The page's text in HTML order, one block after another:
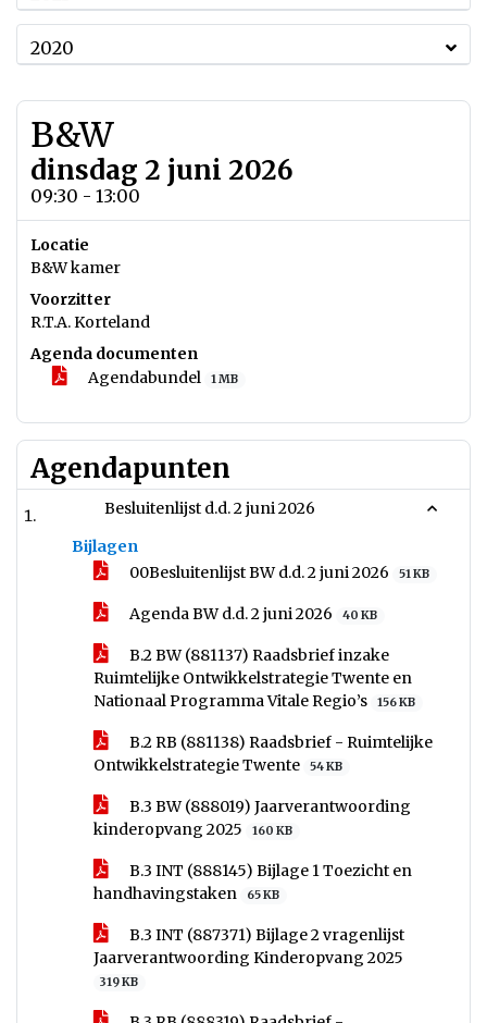
2020
B&W
dinsdag 2 juni 2026
09:30 - 13:00
Locatie
B&W kamer
Voorzitter
R.T.A. Korteland
Agenda documenten
Agendabundel
1 MB
Agendapunten
Besluitenlijst d.d. 2 juni 2026
Bijlagen
00Besluitenlijst BW d.d. 2 juni 2026
51 KB
Agenda BW d.d. 2 juni 2026 40 KB
B.2 BW (881137) Raadsbrief inzake
Ruimtelijke Ontwikkelstrategie Twente en
Nationaal Programma Vitale Regio’s
156 KB
B.2 RB (881138) Raadsbrief - Ruimtelijke
Ontwikkelstrategie Twente
54 KB
B.3 BW (888019) Jaarverantwoording
kinderopvang 2025
160 KB
B.3 INT (888145) Bijlage 1 Toezicht en
handhavingstaken
65 KB
B.3 INT (887371) Bijlage 2 vragenlijst
Jaarverantwoording Kinderopvang 2025
319 KB